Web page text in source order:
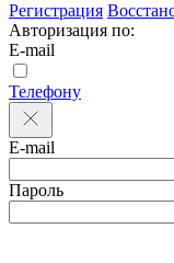
Регистрация
Авторизация по:
E-mail
Телефону
E-mail
Пароль